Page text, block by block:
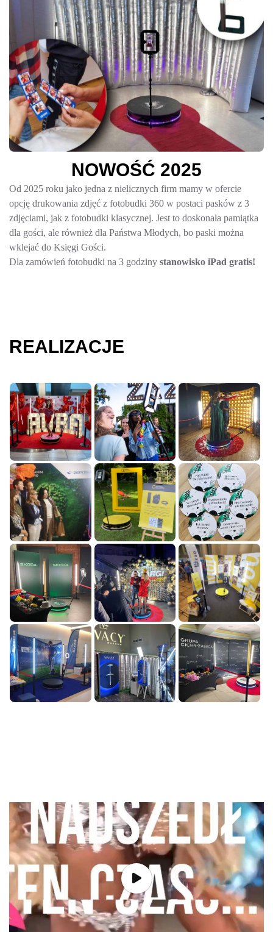
NOWOŚĆ 2025
Od 2025 roku jako jedna z nielicznych firm mamy w ofercie
opcję drukowania zdjęć z fotobudki 360 w postaci pasków z 3
zdjęciami, jak z fotobudki klasycznej. Jest to doskonała pamiątka
dla gości, ale również dla Państwa Młodych, bo paski można
wklejać do Księgi Gości.
Dla zamówień fotobudki na 3 godziny stanowisko iPad gratis!
REALIZACJE